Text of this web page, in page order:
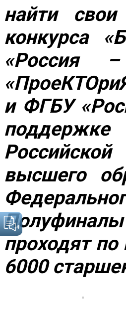
найти
конкурса
«Россия
и ФГБУ
высшего
проходят по
6000